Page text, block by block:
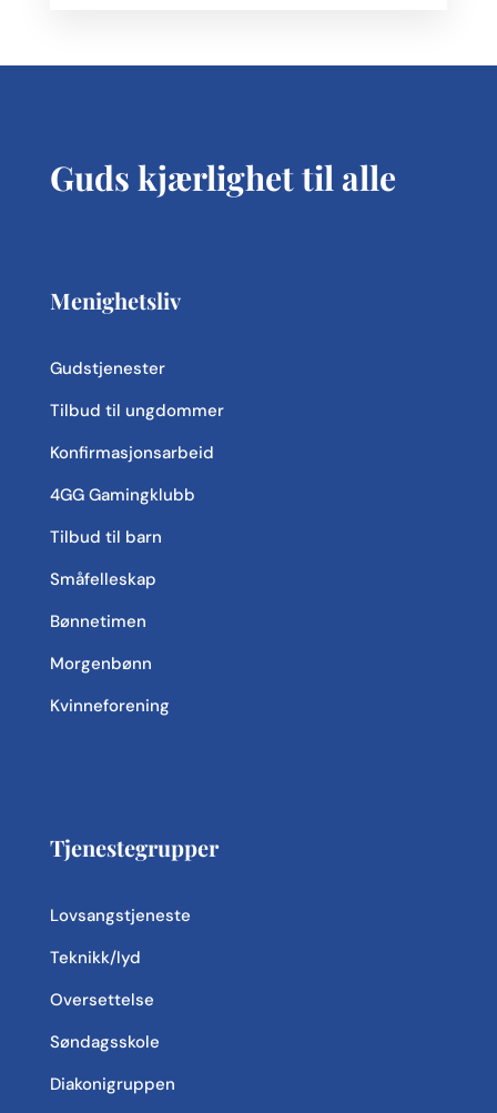
Guds kjærlighet til alle
Menighetsliv
Gudstjenester
Tilbud til ungdommer
Konfirmasjonsarbeid
4GG Gamingklubb
Tilbud til barn
Småfelleskap
Bønnetimen
Morgenbønn
Kvinneforening
Tjenestegrupper
Lovsangstjeneste
Teknikk/lyd
Oversettelse
Søndagsskole
Diakonigruppen